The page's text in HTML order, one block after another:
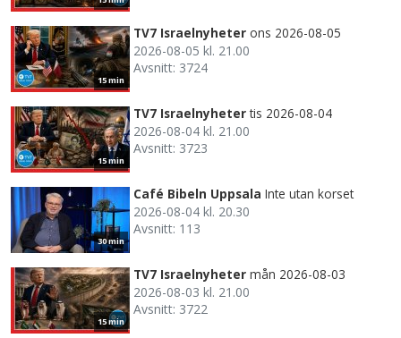
15 min
TV7 Israelnyheter ons 2026-08-05
2026-08-05 kl. 21.00
Avsnitt: 3724
15 min
TV7 Israelnyheter tis 2026-08-04
2026-08-04 kl. 21.00
Avsnitt: 3723
30 min
Café Bibeln Uppsala Inte utan korset
2026-08-04 kl. 20.30
Avsnitt: 113
15 min
TV7 Israelnyheter mån 2026-08-03
2026-08-03 kl. 21.00
Avsnitt: 3722